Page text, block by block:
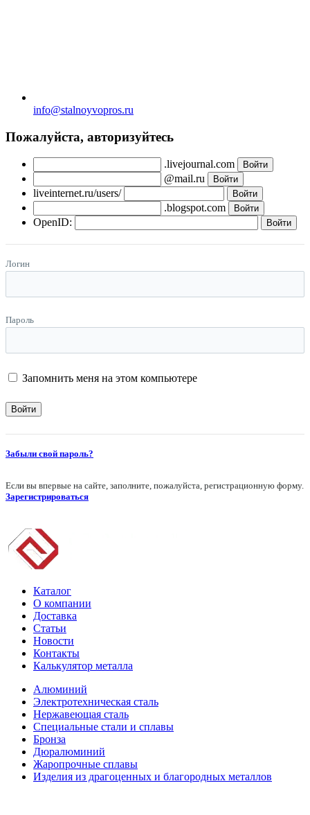
info@stalnoyvopros.ru
Пожалуйста, авторизуйтесь
.livejournal.com
@mail.ru
liveinternet.ru/users/
.blogspot.com
OpenID:
Логин
Пароль
Запомнить меня на этом компьютере
Забыли свой пароль?
Если вы впервые на сайте, заполните, пожалуйста, регистрационную форму.
Зарегистрироваться
Каталог
О компании
Доставка
Статьи
Новости
Контакты
Калькулятор металла
Алюминий
Электротехническая сталь
Нержавеющая сталь
Специальные стали и сплавы
Бронза
Дюралюминий
Жаропрочные сплавы
Изделия из драгоценных и благородных металлов